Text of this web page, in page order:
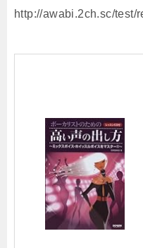
http://awabi.2ch.sc/test/